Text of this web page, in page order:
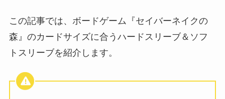
この記事では、ボードゲーム『セイバーネイクの
森』のカードサイズに合うハードスリーブ＆ソフ
トスリーブを紹介します。